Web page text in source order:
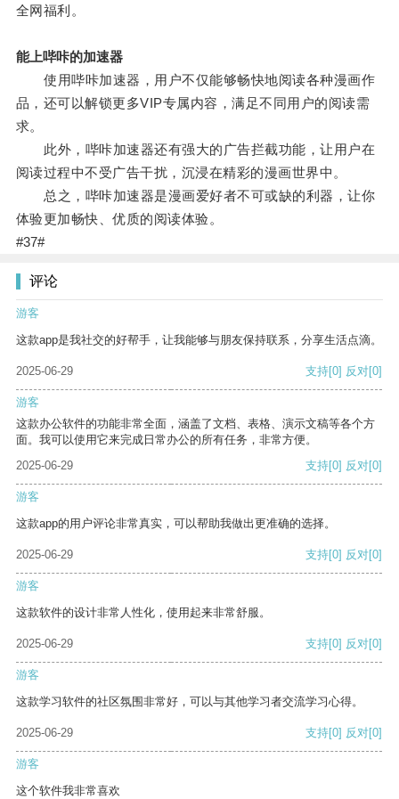
全网福利。
能上哔咔的加速器
使用哔咔加速器，用户不仅能够畅快地阅读各种漫画作
品，还可以解锁更多VIP专属内容，满足不同用户的阅读需
求。
此外，哔咔加速器还有强大的广告拦截功能，让用户在
阅读过程中不受广告干扰，沉浸在精彩的漫画世界中。
总之，哔咔加速器是漫画爱好者不可或缺的利器，让你
体验更加畅快、优质的阅读体验。
#37#
评论
游客
这款app是我社交的好帮手，让我能够与朋友保持联系，分享生活点滴。
2025-06-29 支持[0] 反对[0]
游客
这款办公软件的功能非常全面，涵盖了文档、表格、演示文稿等各个方
面。我可以使用它来完成日常办公的所有任务，非常方便。
2025-06-29
支持[0] 反对[0]
游客
这款app的用户评论非常真实，可以帮助我做出更准确的选择。
2025-06-29 支持[0] 反对[0]
游客
这款软件的设计非常人性化，使用起来非常舒服。
2025-06-29 支持[0] 反对[0]
游客
这款学习软件的社区氛围非常好，可以与其他学习者交流学习心得。
2025-06-29 支持[0] 反对[0]
游客
这个软件我非常喜欢